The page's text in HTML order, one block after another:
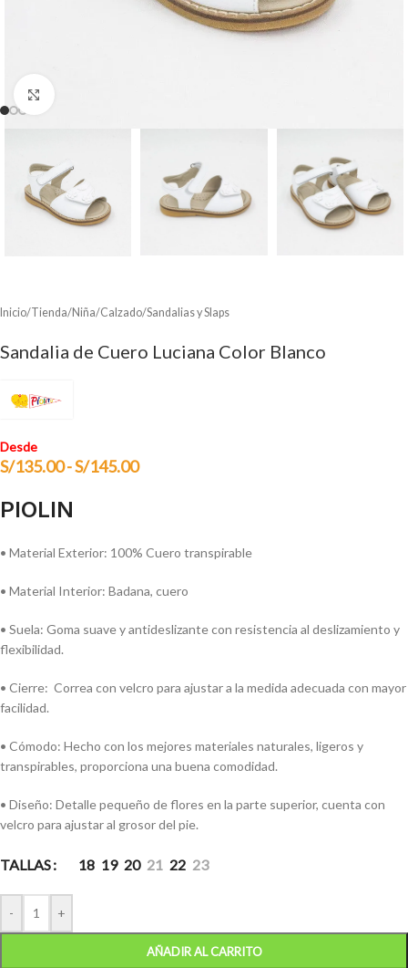
Inicio/Tienda/Niña/Calzado/Sandalias y Slaps
Sandalia de Cuero Luciana Color Blanco
Desde
S/135.00-S/145.00
PIOLIN
• Material Exterior: 100% Cuero transpirable
• Material Interior: Badana, cuero
• Suela: Goma suave y antideslizante con resistencia al deslizamiento y
flexibilidad.
• Cierre: Correa con velcro para ajustar a la medida adecuada con mayor
facilidad.
• Cómodo: Hecho con los mejores materiales naturales, ligeros y
transpirables, proporciona una buena comodidad.
• Diseño: Detalle pequeño de flores en la parte superior, cuenta con
velcro para ajustar al grosor del pie.
TALLAS 18 19 20 21 22 23
- +
AÑADIR AL CARRITO